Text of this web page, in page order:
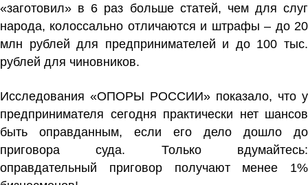
«заготовил» в 6 раз больше статей, чем для слуг
народа, колоссально отличаются и штрафы – до 20
млн рублей для предпринимателей и до 100 тыс.
рублей для чиновников.
Исследования «ОПОРЫ РОССИИ» показало, что у
предпринимателя сегодня практически нет шансов
быть оправданным, если его дело дошло до
приговора суда. Только вдумайтесь:
оправдательный приговор получают менее 1%